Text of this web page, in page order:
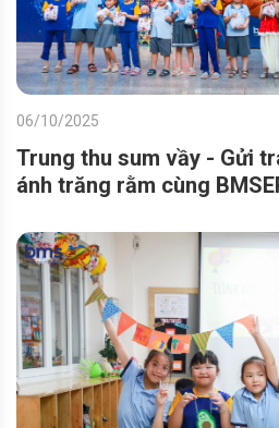
06/10/2025
Trung thu sum vầy - Gửi
ánh trăng rằm cùng